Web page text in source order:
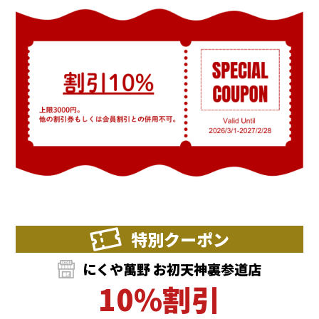
特別クーポン
にくや萬野 お初天神裏参道店
10%割引